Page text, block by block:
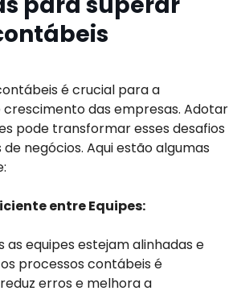
é crucial para a
das empresas. Adotar
pode transformar esses desafios
negócios. Aqui estão algumas
entre Equipes:
as equipes estejam alinhadas e
processos contábeis é
erros e melhora a